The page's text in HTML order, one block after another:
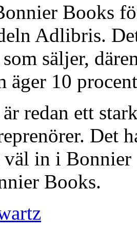
Books
Adlibris.
säljer,
äger 10
redan ett
Det
väl in i
Books.